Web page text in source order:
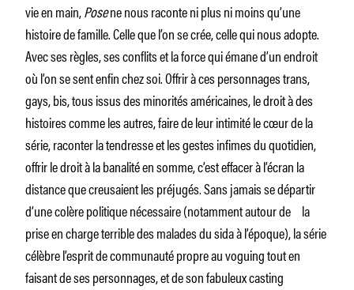
vie en main,Posene nous raconte ni plus ni moins qu’une
histoire de famille. Celle que l’on se crée, celle qui nous adopte.
Avec ses règles, ses conflits et la force qui émane d’un endroit
où l’on se sent enfin chez soi. Offrir à ces personnages trans,
gays, bis, tous issus des minorités américaines, le droit à des
histoires comme les autres, faire de leur intimité le cœur de la
série, raconter la tendresse et les gestes infimes du quotidien,
offrir le droit à la banalité en somme, c’est effacer à l’écran la
distance que creusaient les préjugés. Sans jamais se départir
d’une colère politique nécessaire (notamment autour de la
prise en charge terrible des malades du sida à l’époque), la série
célèbre l’esprit de communauté propre au voguing tout en
faisant de ses personnages, et de son fabuleux casting